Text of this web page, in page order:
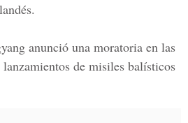
anunció una moratoria en las
de misiles balísticos